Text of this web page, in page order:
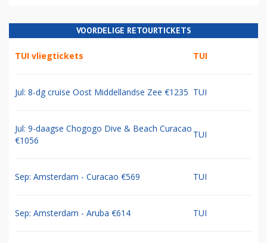
VOORDELIGE RETOURTICKETS
TUI vliegtickets TUI
Jul: 8-dg cruise Oost Middellandse Zee €1235 TUI
Jul: 9-daagse Chogogo Dive & Beach Curacao
€1056
TUI
Sep: Amsterdam - Curacao €569 TUI
Sep: Amsterdam - Aruba €614 TUI